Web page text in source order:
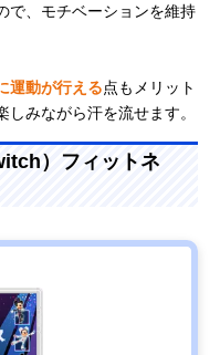
で、モチベーションを維持
運動が行える点もメリット
みながら汗を流せます。
）フィットネ